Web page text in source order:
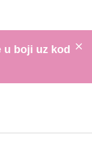
u boji uz kod